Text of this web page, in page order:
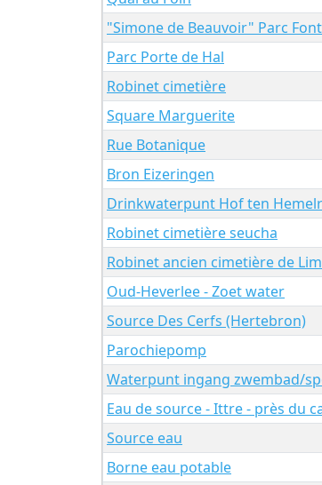
"Simone de Beauvoir" Parc
Parc Porte de Hal
Robinet cimetière
Square Marguerite
Rue Botanique
Bron Eizeringen
Drinkwaterpunt Hof ten
Robinet cimetière seucha
Robinet ancien cimetière de
Oud-Heverlee - Zoet water
Source Des Cerfs (Hertebron)
Parochiepomp
Waterpunt ingang zwembad/
Eau de source - Ittre - près du
Source eau
Borne eau potable